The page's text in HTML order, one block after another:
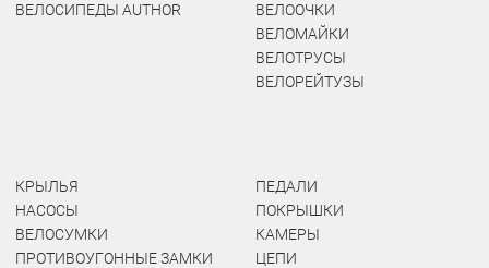
ВЕЛОСИПЕДЫ AUTHOR
ВЕЛООЧКИ
ВЕЛОМАЙКИ
ВЕЛОТРУСЫ
ВЕЛОРЕЙТУЗЫ
КРЫЛЬЯ
НАСОСЫ
ВЕЛОСУМКИ
ПРОТИВОУГОННЫЕ ЗАМКИ
ПЕДАЛИ
ПОКРЫШКИ
КАМЕРЫ
ЦЕПИ